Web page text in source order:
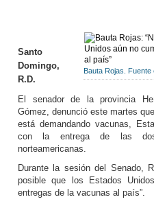
Bauta Rojas. Fuente
Santo
Domingo,
R.D.
El senador de la provincia
Gómez, denunció este martes
está demandando vacunas,
con la entrega de las
norteamericanas.
Durante la sesión del Senado,
posible que los Estados
entregas de la vacunas al país”.